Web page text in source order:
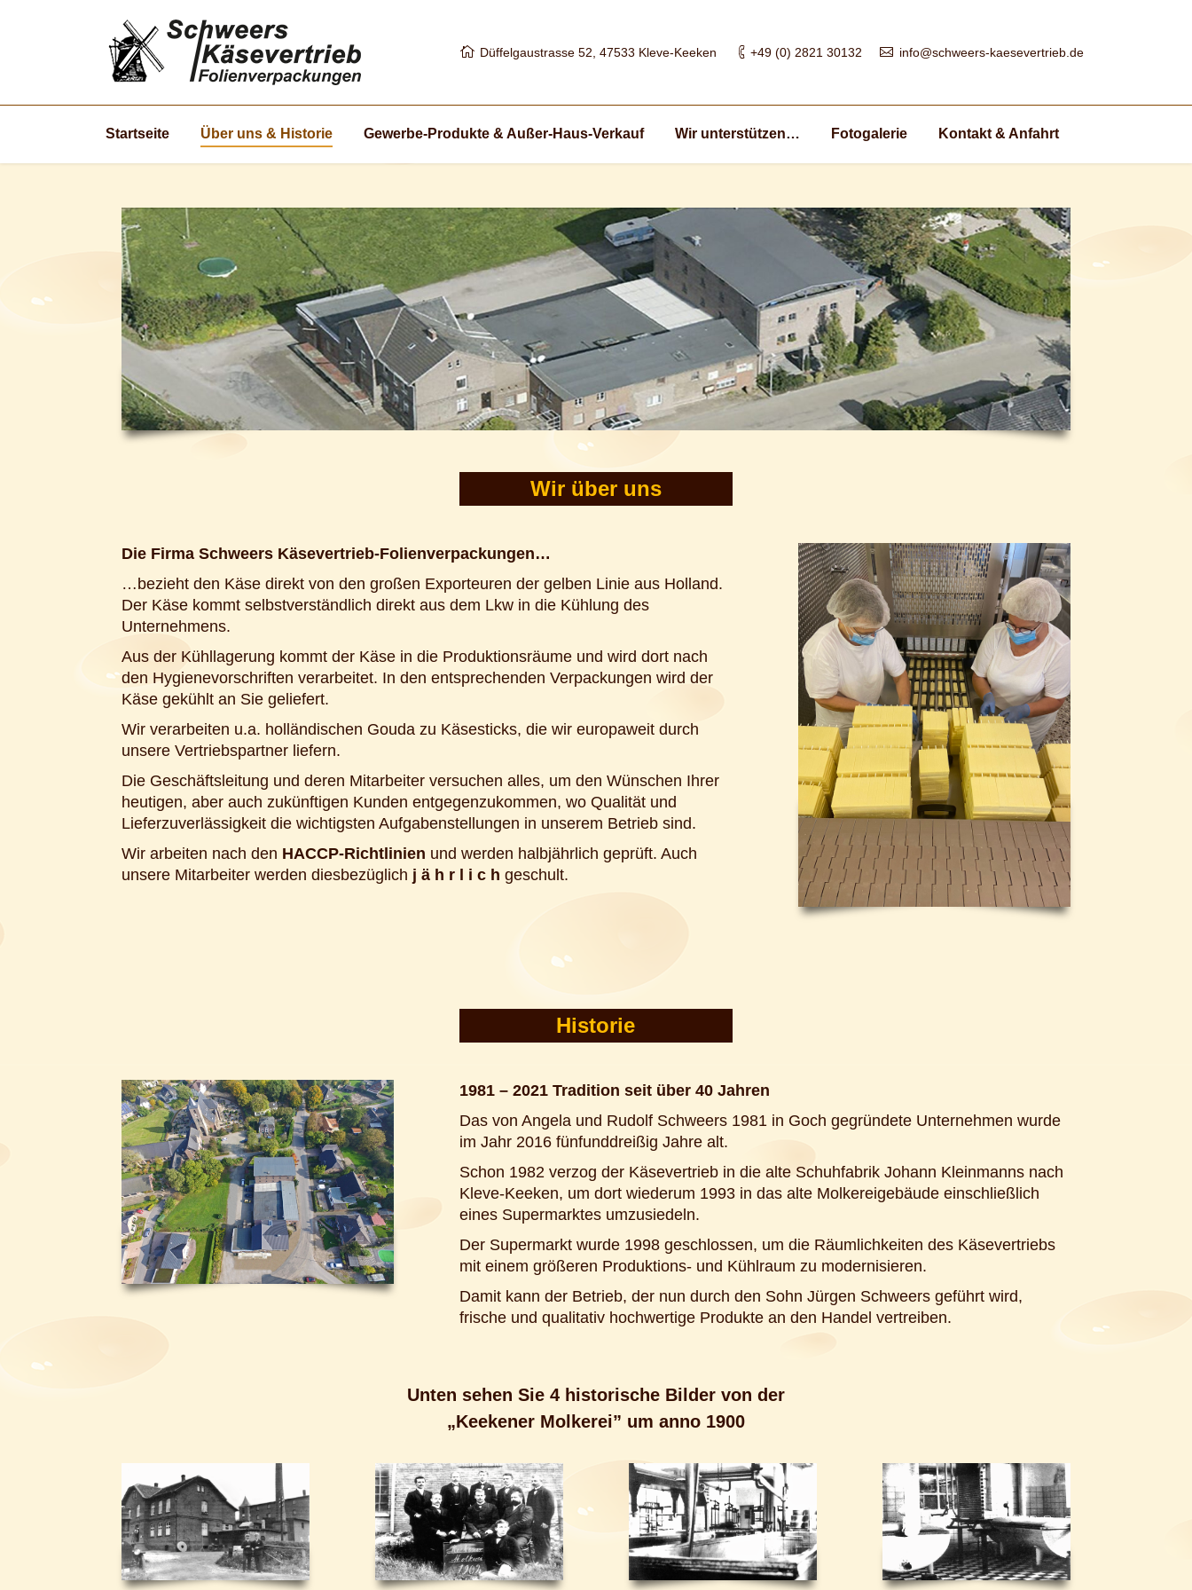
Düffelgaustrasse 52, 47533 Kleve-Keeken +49 (0) 2821 30132 info@schweers-kaesevertrieb.de
Startseite Über uns & Historie Gewerbe-Produkte & Außer-Haus-Verkauf Wir unterstützen… Fotogalerie Kontakt & Anfahrt
Wir über uns
Die Firma Schweers Käsevertrieb-Folienverpackungen…
…bezieht den Käse direkt von den großen Exporteuren der gelben Linie aus Holland.
Der Käse kommt selbstverständlich direkt aus dem Lkw in die Kühlung des
Unternehmens.
Aus der Kühllagerung kommt der Käse in die Produktionsräume und wird dort nach
den Hygienevorschriften verarbeitet. In den entsprechenden Verpackungen wird der
Käse gekühlt an Sie geliefert.
Wir verarbeiten u.a. holländischen Gouda zu Käsesticks, die wir europaweit durch
unsere Vertriebspartner liefern.
Die Geschäftsleitung und deren Mitarbeiter versuchen alles, um den Wünschen Ihrer
heutigen, aber auch zukünftigen Kunden entgegenzukommen, wo Qualität und
Lieferzuverlässigkeit die wichtigsten Aufgabenstellungen in unserem Betrieb sind.
Wir arbeiten nach den HACCP-Richtlinien und werden halbjährlich geprüft. Auch
unsere Mitarbeiter werden diesbezüglich j ä h r l i c h geschult.
Historie
1981 – 2021 Tradition seit über 40 Jahren
Das von Angela und Rudolf Schweers 1981 in Goch gegründete Unternehmen wurde
im Jahr 2016 fünfunddreißig Jahre alt.
Schon 1982 verzog der Käsevertrieb in die alte Schuhfabrik Johann Kleinmanns nach
Kleve-Keeken, um dort wiederum 1993 in das alte Molkereigebäude einschließlich
eines Supermarktes umzusiedeln.
Der Supermarkt wurde 1998 geschlossen, um die Räumlichkeiten des Käsevertriebs
mit einem größeren Produktions- und Kühlraum zu modernisieren.
Damit kann der Betrieb, der nun durch den Sohn Jürgen Schweers geführt wird,
frische und qualitativ hochwertige Produkte an den Handel vertreiben.
Unten sehen Sie 4 historische Bilder von der
„Keekener Molkerei” um anno 1900